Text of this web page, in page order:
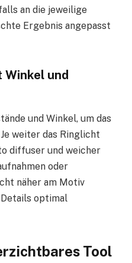
an die jeweilige
Ergebnis angepasst
und
und Winkel, um das
weiter das Ringlicht
diffuser und weicher
oder
näher am Motiv
optimal
Tool